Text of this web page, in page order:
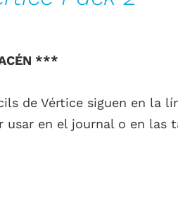
***
de Vértice siguen en la
usar en el journal o en las